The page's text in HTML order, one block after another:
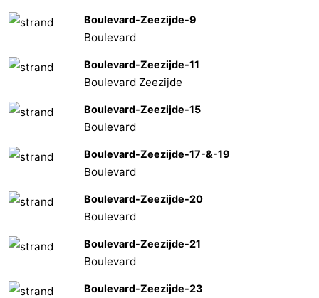
Boulevard-Zeezijde-9
Boulevard
Boulevard-Zeezijde-11
Boulevard Zeezijde
Boulevard-Zeezijde-15
Boulevard
Boulevard-Zeezijde-17-&-19
Boulevard
Boulevard-Zeezijde-20
Boulevard
Boulevard-Zeezijde-21
Boulevard
Boulevard-Zeezijde-23